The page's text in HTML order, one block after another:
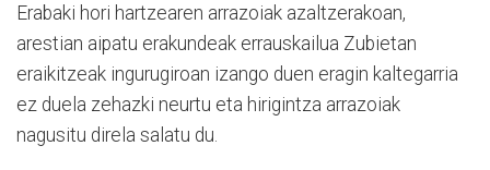
Erabaki hori hartzearen arrazoiak azaltzerakoan,
arestian aipatu erakundeak errauskailua Zubietan
eraikitzeak ingurugiroan izango duen eragin kaltegarria
ez duela zehazki neurtu eta hirigintza arrazoiak
nagusitu direla salatu du.